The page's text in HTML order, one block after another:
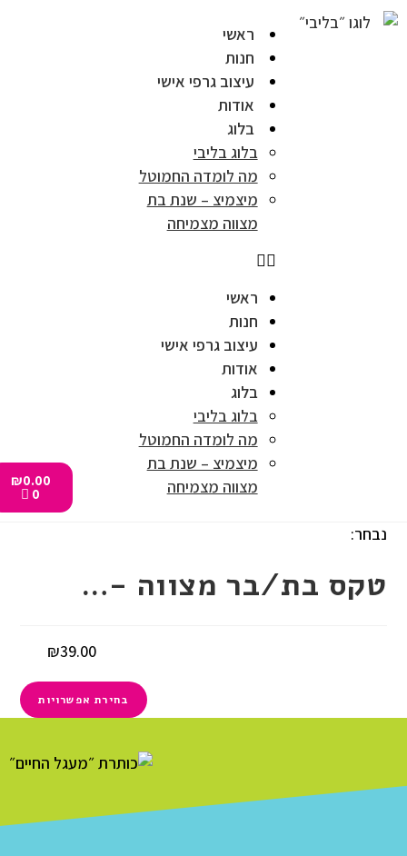
ראשי
חנות
עיצוב גרפי אישי
אודות
בלוג
בלוג בליבי
מה לומדה החמוטל
מיצמיצ – שנת בת
מצווה מצמיחה
ראשי
חנות
עיצוב גרפי אישי
אודות
בלוג
בלוג בליבי
מה לומדה החמוטל
מיצמיצ – שנת בת
מצווה מצמיחה
₪0.00
נבחר:
טקס בת/בר מצווה -…
₪39.00
בחירת אפשרויות